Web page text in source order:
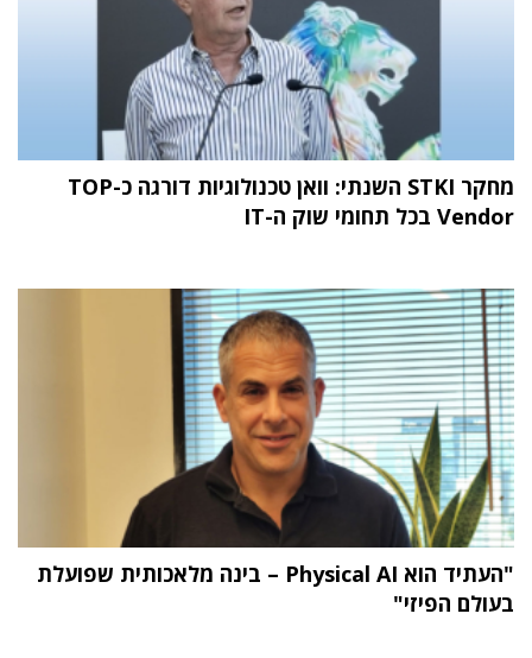
מחקר STKI השנתי: וואן טכנולוגיות דורגה כ-TOP
Vendor בכל תחומי שוק ה-IT
"העתיד הוא Physical AI – בינה מלאכותית שפועלת
בעולם הפיזי"